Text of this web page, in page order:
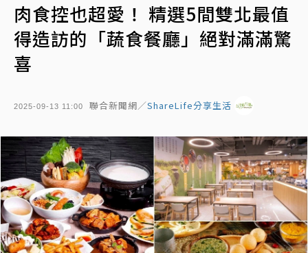
肉食控也超愛！ 精選5間雙北最值
得造訪的「蔬食餐廳」絕對滿滿驚
喜
2025-09-13 11:00 聯合新聞網／ShareLife分享生活